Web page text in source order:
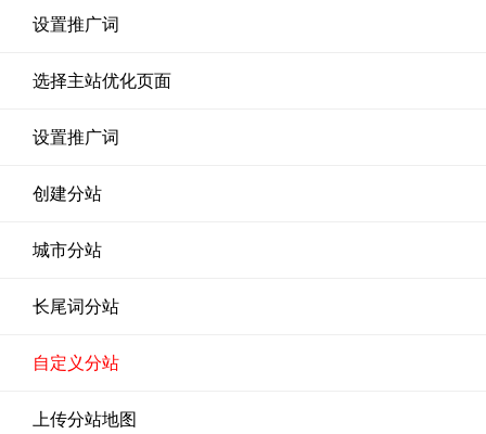
设置推广词
选择主站优化页面
设置推广词
创建分站
城市分站
长尾词分站
自定义分站
上传分站地图